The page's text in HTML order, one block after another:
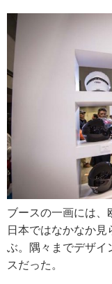
ブースの一画には、
日本ではなかなか
ぶ。隅々までデザイ
スだった。